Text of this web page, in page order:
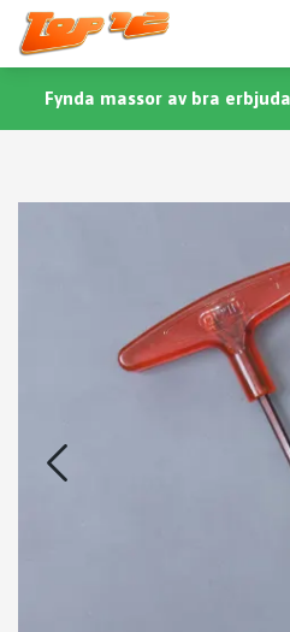
Fynda massor av bra